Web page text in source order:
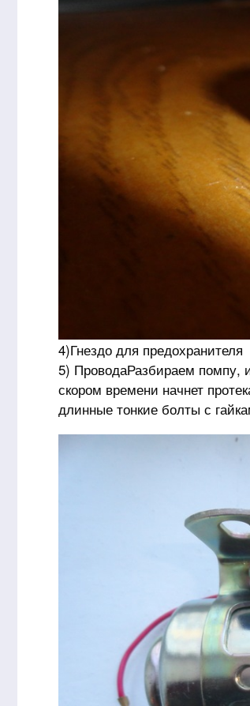
4)Гнездо для предохранителя
5) ПроводаРазбираем помпу,
скором времени начнет
длинные тонкие болты с